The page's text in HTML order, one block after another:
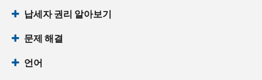
납세자 권리 알아보기
문제 해결
언어